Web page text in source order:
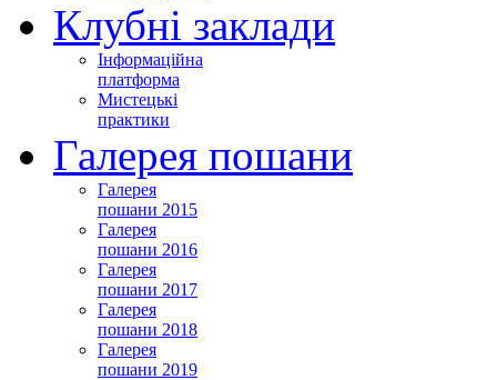
Клубні заклади
Інформаційна
платформа
Мистецькі
практики
Галерея пошани
Галерея
пошани 2015
Галерея
пошани 2016
Галерея
пошани 2017
Галерея
пошани 2018
Галерея
пошани 2019